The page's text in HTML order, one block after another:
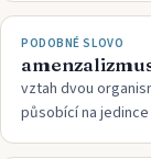
PODOBNÉ SLOVO
vztah dvou
působící na